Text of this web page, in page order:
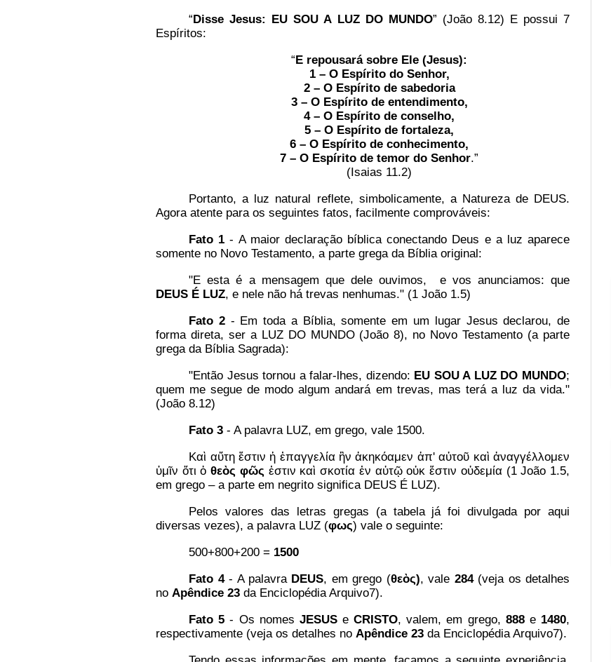
“Disse Jesus: EU SOU A LUZ DO MUNDO” (João 8.12) E possui 7
Espíritos:
“E repousará sobre Ele (Jesus):
1 – O Espírito do Senhor,
2 – O Espírito de sabedoria
3 – O Espírito de entendimento,
4 – O Espírito de conselho,
5 – O Espírito de fortaleza,
6 – O Espírito de conhecimento,
7 – O Espírito de temor do Senhor.”
(Isaias 11.2)
Portanto, a luz natural reflete, simbolicamente, a Natureza de DEUS.
Agora atente para os seguintes fatos, facilmente comprováveis:
Fato 1 - A maior declaração bíblica conectando Deus e a luz aparece
somente no Novo Testamento, a parte grega da Bíblia original:
"E esta é a mensagem que dele ouvimos,
e vos anunciamos: que
DEUS É LUZ, e nele não há trevas nenhumas." (1 João 1.5)
Fato 2- Em toda a Bíblia, somente em um lugar Jesus declarou, de
forma direta, ser a LUZ DO MUNDO (João 8), no Novo Testamento (a parte
grega da Bíblia Sagrada):
"Então Jesus tornou a falar-lhes, dizendo: EU SOU A LUZ DO MUNDO;
quem me segue de modo algum andará em trevas, mas terá a luz da vida."
(João 8.12)
Fato 3- A palavra LUZ, em grego, vale 1500.
Καὶ αὕτη ἔστιν ἡ ἐπαγγελία ἣν ἀκηκόαμεν ἀπ' αὐτοῦ καὶ ἀναγγέλλομεν
ὑμῖν ὅτι ὁθεὸς φῶς ἐστιν καὶ σκοτία ἐν αὐτῷ οὐκ ἔστιν οὐδεμία (1 João 1.5,
em grego – a parte em negrito significa DEUS É LUZ).
Pelos valores das letras gregas (a tabela já foi divulgada por aqui
diversas vezes), a palavra LUZ (φως) vale o seguinte:
500+800+200 = 1500
Fato 4- A palavra DEUS, em grego (θεὸς), vale 284 (veja os detalhes
no Apêndice 23 da Enciclopédia Arquivo7).
Fato 5 - Os nomes JESUSeCRISTO, valem, em grego, 888e 1480,
respectivamente (veja os detalhes no Apêndice 23 da Enciclopédia Arquivo7).